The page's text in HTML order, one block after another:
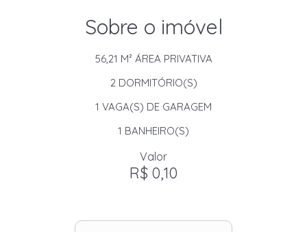
Sobre o imóvel
56,21 M² ÁREA PRIVATIVA
2DORMITÓRIO(S)
1 VAGA(S) DE GARAGEM
1 BANHEIRO(S)
Valor
R$ 0,10